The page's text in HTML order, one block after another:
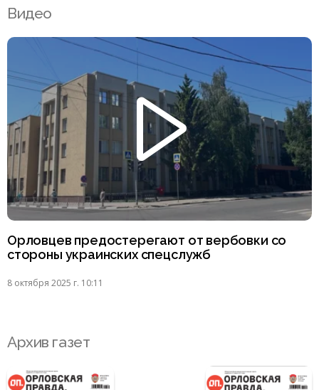
Видео
Орловцев предостерегают от вербовки со
стороны украинских спецслужб
8 октября 2025 г. 10:11
Архив газет